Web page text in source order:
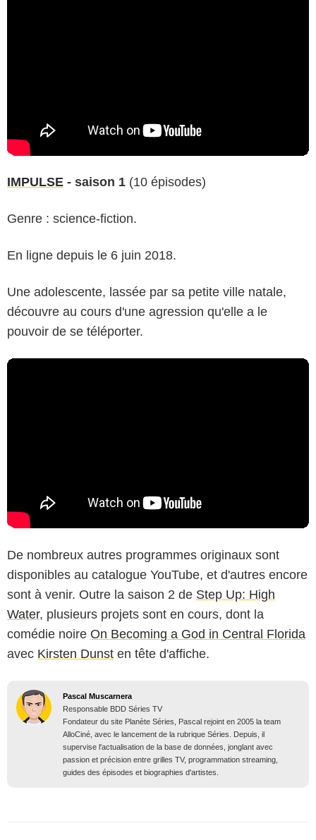
IMPULSE - saison 1 (10 épisodes)
Genre : science-fiction.
En ligne depuis le 6 juin 2018.
Une adolescente, lassée par sa petite ville natale,
découvre au cours d'une agression qu'elle a le
pouvoir de se téléporter.
De nombreux autres programmes originaux sont
disponibles au catalogue YouTube, et d'autres encore
sont à venir. Outre la saison 2 de Step Up: High
Water, plusieurs projets sont en cours, dont la
comédie noire On Becoming a God in Central Florida
avec Kirsten Dunst en tête d'affiche.
Pascal Muscarnera
Responsable BDD Séries TV
Fondateur du site Planète Séries, Pascal rejoint en 2005 la team
AlloCiné, avec le lancement de la rubrique Séries. Depuis, il
supervise l'actualisation de la base de données, jonglant avec
passion et précision entre grilles TV, programmation streaming,
guides des épisodes et biographies d'artistes.